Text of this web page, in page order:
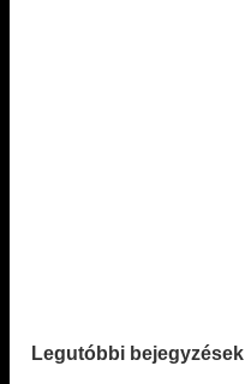
Legutóbbi bejegyzések